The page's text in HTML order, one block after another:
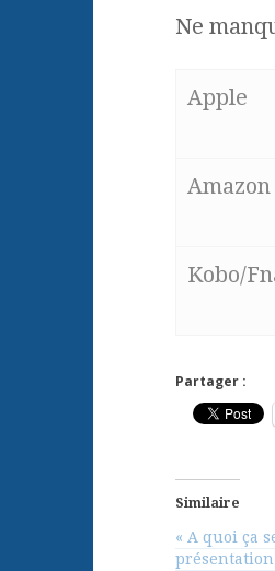
Ne
Apple
Amazon
Kobo/
Partager :
Similaire
« A quoi ça